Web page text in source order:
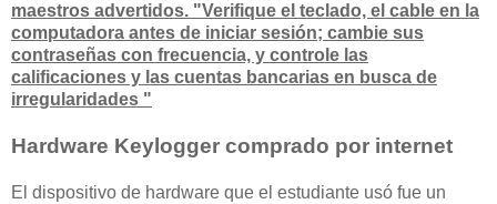
maestros advertidos. "Verifique el teclado, el cable en la
computadora antes de iniciar sesión; cambie sus
contraseñas con frecuencia, y controle las
calificaciones y las cuentas bancarias en busca de
irregularidades "
Hardware Keylogger comprado por internet
El dispositivo de hardware que el estudiante usó fue un